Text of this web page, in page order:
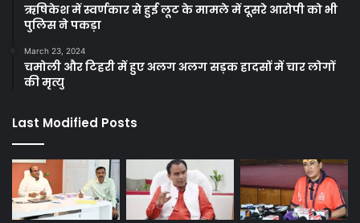
ऋषिकेश में स्वर्णकार से हुई लूट के मामले में दूसरे आरोपी को भी
पुलिस ने पकड़ा
March 23, 2024
चमोली और टिहरी में हुए अलग अलग सड़क हादसों में चार लोगों
की मृत्यु
Last Modified Posts